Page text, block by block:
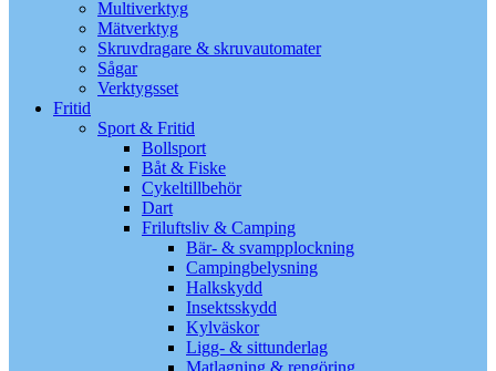
Multiverktyg
Mätverktyg
Skruvdragare & skruvautomater
Sågar
Verktygsset
Fritid
Sport & Fritid
Bollsport
Båt & Fiske
Cykeltillbehör
Dart
Friluftsliv & Camping
Bär- & svampplockning
Campingbelysning
Halkskydd
Insektsskydd
Kylväskor
Ligg- & sittunderlag
Matlagning & rengöring